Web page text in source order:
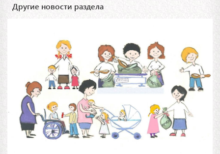
Другие новости раздела